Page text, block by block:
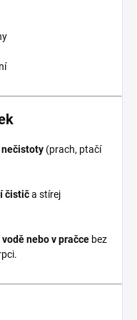
nečistoty (prach, ptačí
čističa stírej
nebo v pračce bez